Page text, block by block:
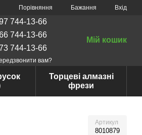
Порівняння Бажання Вхід
744-13-66
744-13-66
744-13-66
вам?
Мій кошик
Торцеві алмазні
фрези
Артикул
8010879